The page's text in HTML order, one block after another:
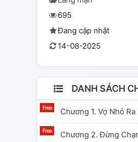
695
Đang cập nhật
14-08-2025
DANH SÁCH
Chương 1. Vợ Nhỏ
Chương 2. Đừng